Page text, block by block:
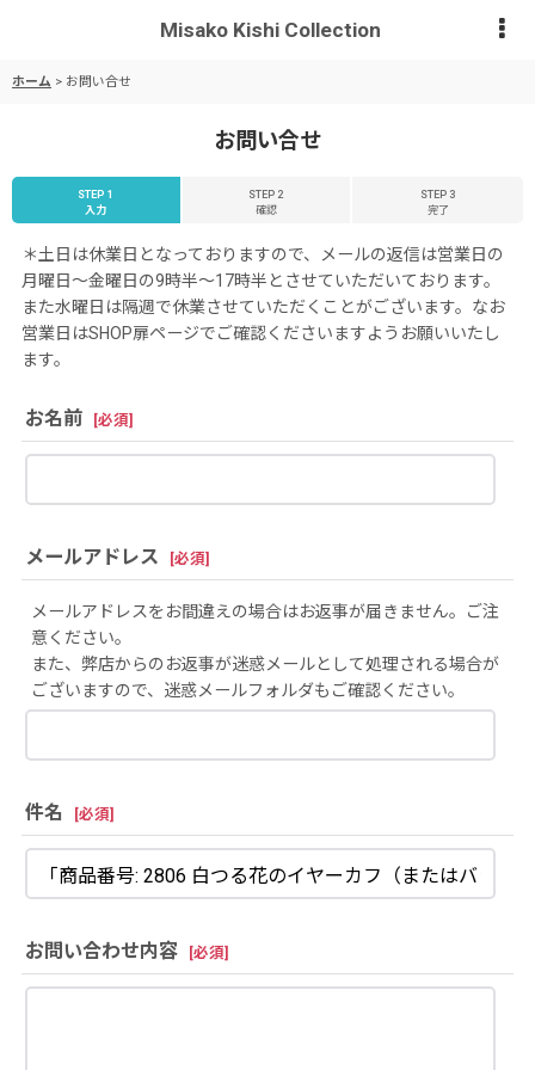
Misako Kishi Collection
ホーム > お問い合せ
お問い合せ
STEP 1
入力
STEP 2
確認
STEP 3
完了
＊土日は休業日となっておりますので、メールの返信は営業日の
月曜日〜金曜日の9時半〜17時半とさせていただいております。
また水曜日は隔週で休業させていただくことがございます。なお
営業日はSHOP扉ページでご確認くださいますようお願いいたし
ます。
お名前 [必須]
メールアドレス [必須]
メールアドレスをお間違えの場合はお返事が届きません。ご注
意ください。
また、弊店からのお返事が迷惑メールとして処理される場合が
ございますので、迷惑メールフォルダもご確認ください。
件名 [必須]
お問い合わせ内容 [必須]